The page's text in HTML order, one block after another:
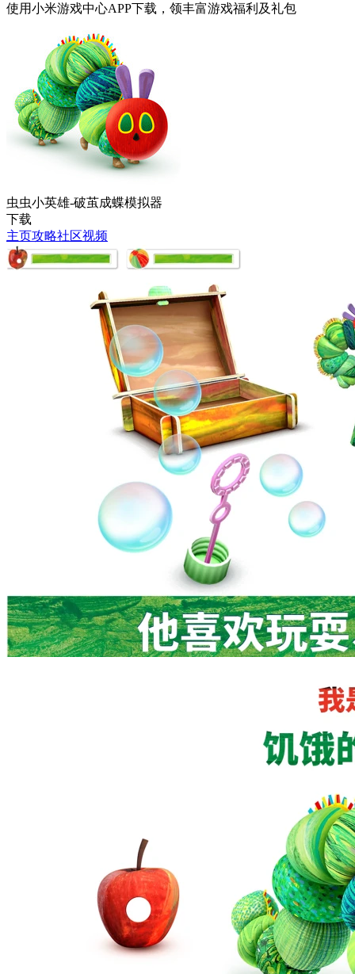
使用小米游戏中心APP下载 ，领丰富游戏福利 及礼包
虫虫小英雄-破茧成蝶模拟器
下载
主页攻略社区视频